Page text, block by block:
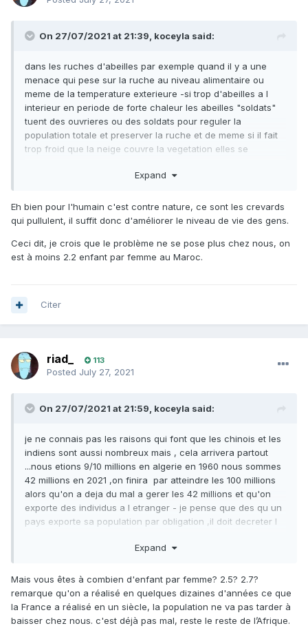
On 27/07/2021 at 21:39, koceyla said:
dans les ruches d'abeilles par exemple quand il y a une
menace qui pese sur la ruche au niveau alimentaire ou
meme de la temperature exterieure -si trop d'abeilles a l
interieur en periode de forte chaleur les abeilles "soldats"
tuent des ouvrieres ou des soldats pour reguler la
population totale et preserver la ruche et de meme si il fait
trop froid que la neige couvre la vegetation elles se
de la ruche est la seule chose qui compte - ce n'est pas
dieu ... et nous on fait quoi ?
Expand
Eh bien pour l'humain c'est contre nature, ce sont les crevards
qui pullulent, il suffit donc d'améliorer le niveau de vie des gens.
Ceci dit, je crois que le problème ne se pose plus chez nous, on
est à moins 2.2 enfant par femme au Maroc.
Citer
riad_ 113
Posted July 27, 2021
On 27/07/2021 at 21:59, koceyla said:
je ne connais pas les raisons qui font que les chinois et les
indiens sont aussi nombreux mais , cela arrivera partout
...nous etions 9/10 millions en algerie en 1960 nous sommes
42 millions en 2021 ,on finira par atteindre les 100 millions
alors qu'on a deja du mal a gerer les 42 millions et qu'on
exporte des individus a l etranger - je pense que des qu un
pays exporte sa population par obligation ,il doit decreter l
Expand
Mais vous êtes à combien d'enfant par femme? 2.5? 2.7?
remarque qu'on a réalisé en quelques dizaines d'années ce que
la France a réalisé en un siècle, la population ne va pas tarder à
baisser chez nous. c'est déjà pas mal, reste le reste de l’Afrique.